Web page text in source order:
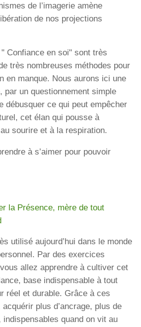
de l’imagerie amène
de nos projections
Confiance en soi" sont très
très nombreuses méthodes pour
en manque. Nous aurons ici une
par un questionnement simple
débusquer ce qui peut empêcher
cet élan qui pousse à
au sourire et à la respiration.
à s’aimer pour pouvoir
la Présence, mère de tout
utilisé aujourd’hui dans le monde
Par des exercices
allez apprendre à cultiver cet
base indispensable à tout
réel et durable. Grâce à ces
plus d’ancrage, plus de
quand on vit au